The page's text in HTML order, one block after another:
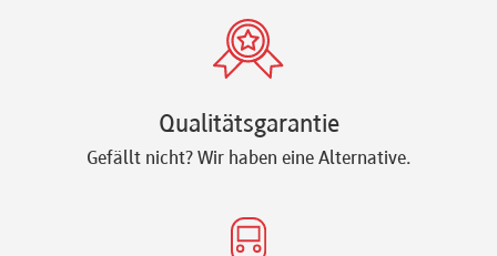
Qualitätsgarantie
Gefällt nicht? Wir haben eine Alternative.